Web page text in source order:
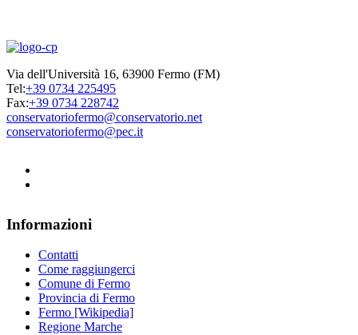
Via dell'Università 16, 63900 Fermo (FM)
Tel:+39 0734 225495
Fax:+39 0734 228742
conservatoriofermo@conservatorio.net
conservatoriofermo@pec.it
Informazioni
Contatti
Come raggiungerci
Comune di Fermo
Provincia di Fermo
Fermo [Wikipedia]
Regione Marche